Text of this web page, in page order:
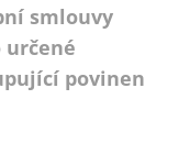
smlouvy
určené
povinen